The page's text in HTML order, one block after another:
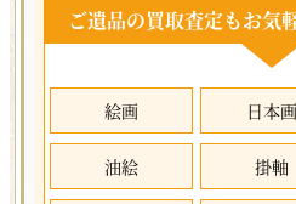
ご遺品の買取査定もお気
絵画 日本画
油絵 掛軸